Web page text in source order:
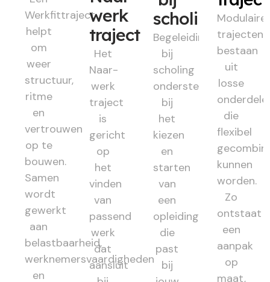
Werkfittraject
helpt
om
weer
structuur,
ritme
en
vertrouwen
op te
bouwen.
Samen
wordt
gewerkt
aan
belastbaarheid,
werknemersvaardigheden
en
werk
traject
Het
Naar-
werk
traject
is
gericht
op
het
vinden
van
passend
werk
dat
aansluit
scholing
Begeleiding
bij
scholing
ondersteunt
bij
het
kiezen
en
starten
van
een
opleiding
die
past
bij
Modulaire
trajecten
bestaan
uit
losse
die
flexibel
kunnen
worden.
Zo
ontstaat
een
aanpak
op
maat,